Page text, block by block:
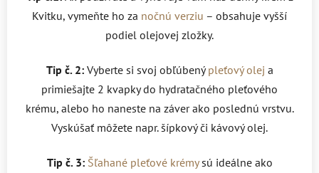
Kvitku, vymeňte ho za nočnú verziu – obsahuje vyšší
podiel olejovej zložky.
Tip č. 2: Vyberte si svoj obľúbený pleťový olej a
primiešajte 2 kvapky do hydratačného pleťového
krému, alebo ho naneste na záver ako poslednú vrstvu.
Vyskúšať môžete napr. šípkový či kávový olej.
Tip č. 3: Šľahané pleťové krémy sú ideálne ako